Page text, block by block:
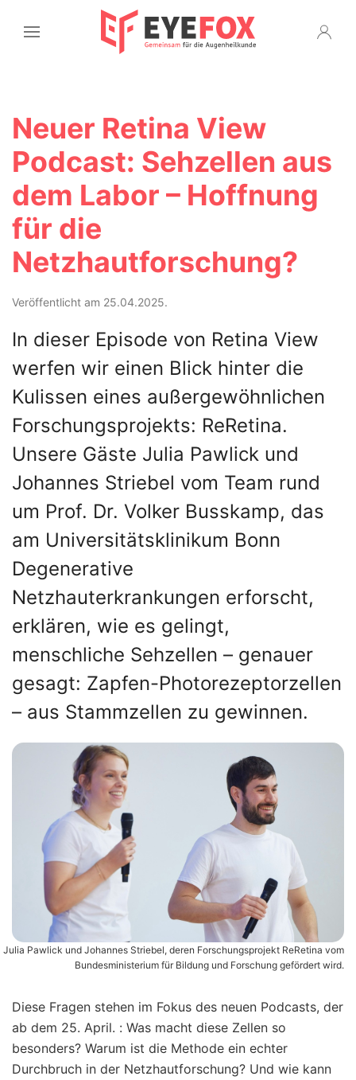
Neuer Retina View
Podcast: Sehzellen aus
dem Labor – Hoffnung
für die
Netzhautforschung?
Veröffentlicht am 25.04.2025.
In dieser Episode von Retina View
werfen wir einen Blick hinter die
Kulissen eines außergewöhnlichen
Forschungsprojekts: ReRetina.
Unsere Gäste Julia Pawlick und
Johannes Striebel vom Team rund
um Prof. Dr. Volker Busskamp, das
am Universitätsklinikum Bonn
Degenerative
Netzhauterkrankungen erforscht,
erklären, wie es gelingt,
menschliche Sehzellen – genauer
gesagt: Zapfen-Photorezeptorzellen
– aus Stammzellen zu gewinnen.
Julia Pawlick und Johannes Striebel, deren Forschungsprojekt ReRetina vom
Bundesministerium für Bildung und Forschung gefördert wird.
Diese Fragen stehen im Fokus des neuen Podcasts, der
ab dem 25. April. : Was macht diese Zellen so
besonders? Warum ist die Methode ein echter
Durchbruch in der Netzhautforschung? Und wie kann